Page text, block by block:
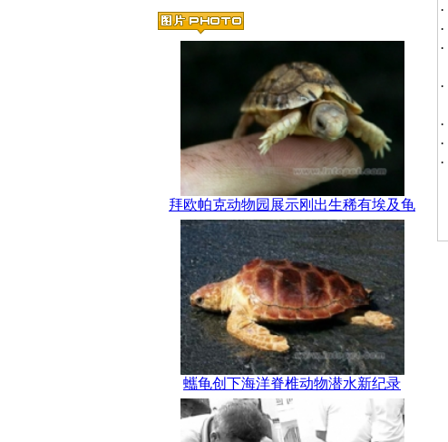
拜欧帕克动物园展示刚出生稀有埃及龟
蠵龟创下海洋脊椎动物潜水新纪录
·
·
·
·
·
·
·